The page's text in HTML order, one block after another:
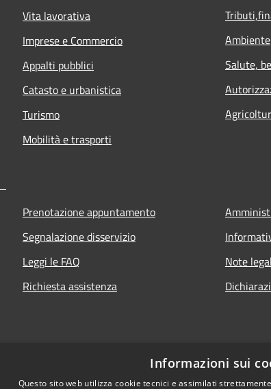
Vita lavorativa
Imprese e Commercio
Appalti pubblici
Catasto e urbanistica
Turismo
Mobilità e trasporti
Ambiente
Salute,
Prenotazione appuntamento
Segnalazione disservizio
Leggi le FAQ
Richiesta assistenza
Note
Informazioni sui
Questo sito web utilizza cookie tecnici e assimilati